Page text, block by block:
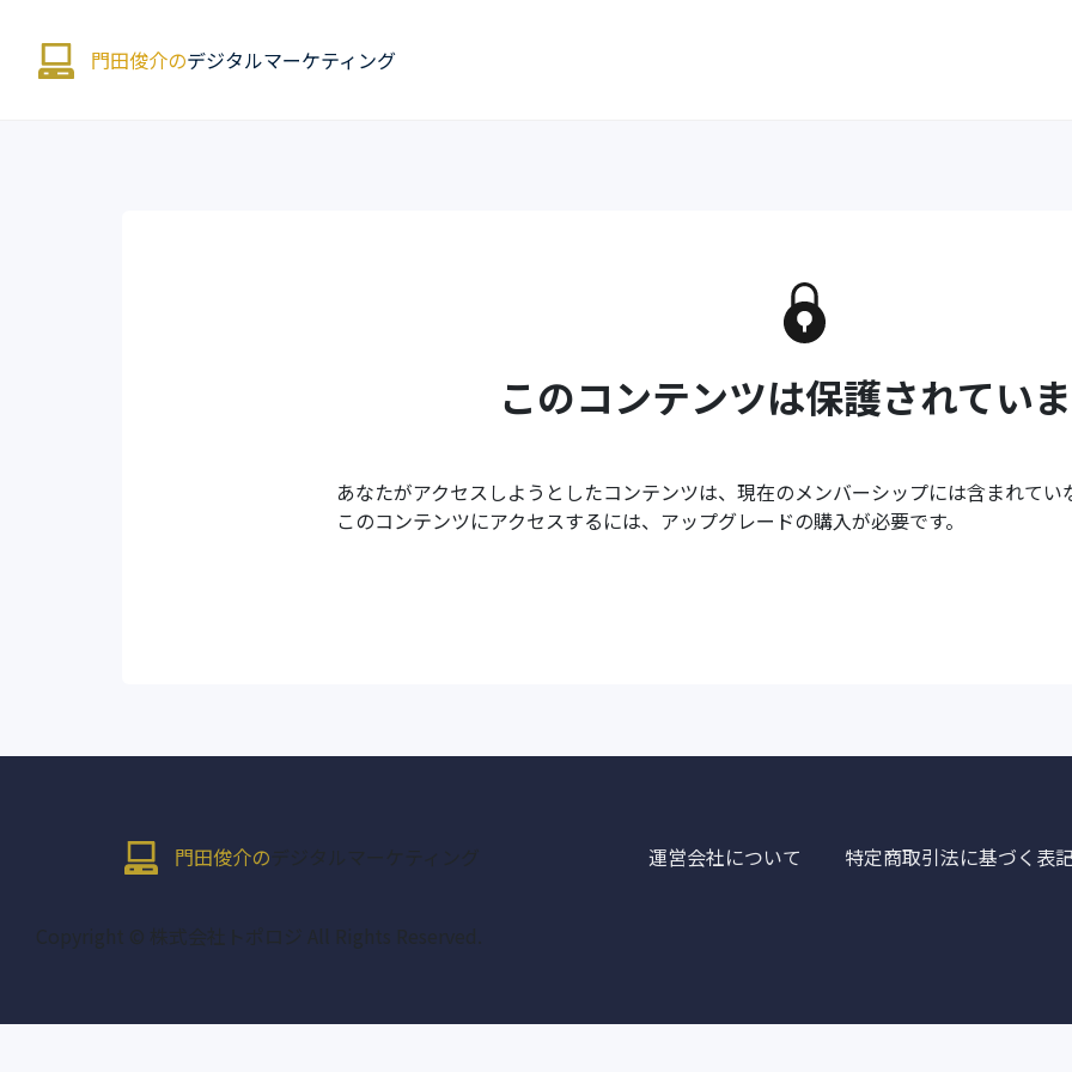
門田俊介のデジタルマーケティング
このコンテンツは保護されてい
あなたがアクセスしようとしたコンテンツは、現在のメンバーシップには含まれてい
このコンテンツにアクセスするには、アップグレードの購入が必要です。
門田俊介の デジタルマーケティング 運営会社について 特定商取引法に基づく表
Copyright © 株式会社トポロジ All Rights Reserved.